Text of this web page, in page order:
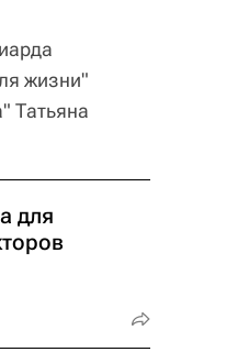
жизни"
Татьяна
для